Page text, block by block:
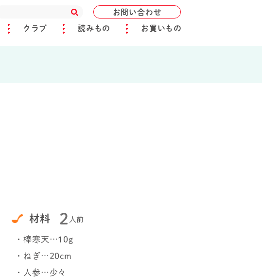
お問い合わせ
クラブ 読みもの お買いもの
材料 2 人前
・棒寒天…10g
・ねぎ…20cm
・人参…少々